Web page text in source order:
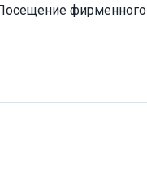
фирменного